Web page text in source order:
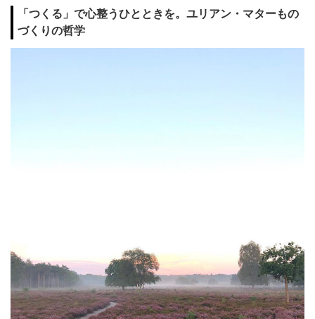
「つくる」で心整うひとときを。ユリアン・マターもの
づくりの哲学